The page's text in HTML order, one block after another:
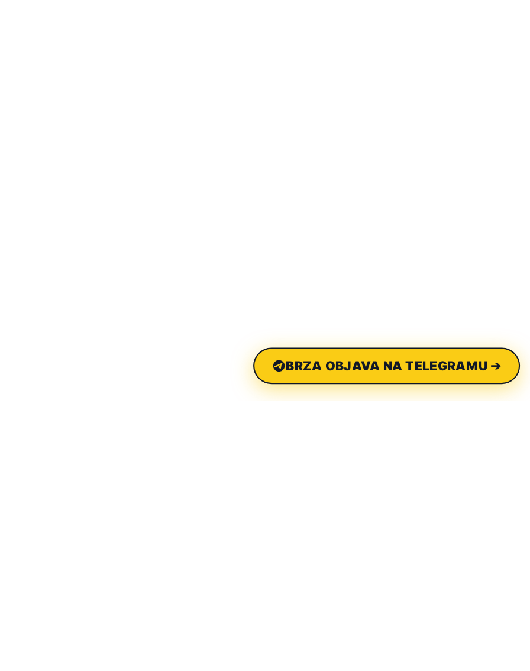
BRZA OBJAVA NA TELEGRAMU ➔